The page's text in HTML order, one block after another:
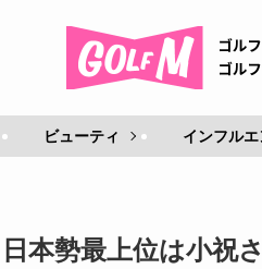
ビューティ インフル
本勢最上位は小祝